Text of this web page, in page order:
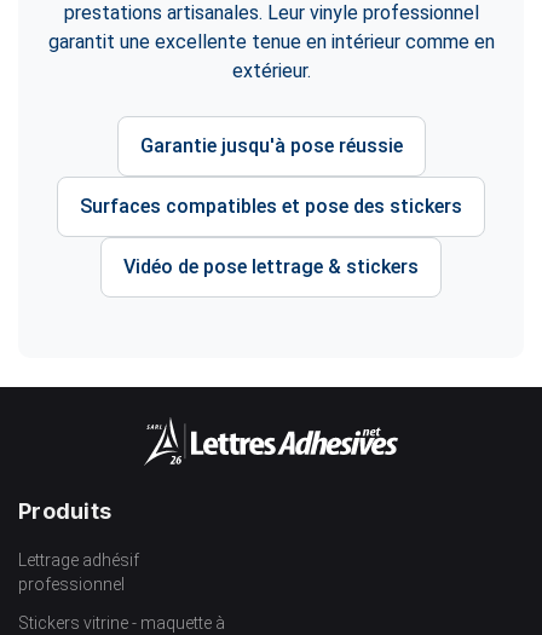
prestations artisanales. Leur vinyle professionnel
garantit une excellente tenue en intérieur comme en
extérieur.
Garantie jusqu'à pose réussie
Surfaces compatibles et pose des stickers
Vidéo de pose lettrage & stickers
Produits
Lettrage adhésif
professionnel
Stickers vitrine - maquette à